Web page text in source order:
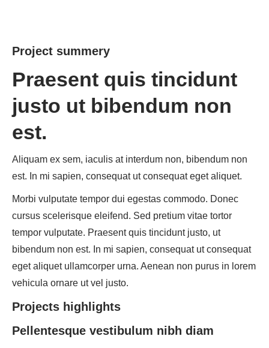
Project summery
Praesent quis tincidunt
justo ut bibendum non
est.
Aliquam ex sem, iaculis at interdum non, bibendum non
est. In mi sapien, consequat ut consequat eget aliquet.
Morbi vulputate tempor dui egestas commodo. Donec
cursus scelerisque eleifend. Sed pretium vitae tortor
tempor vulputate. Praesent quis tincidunt justo, ut
bibendum non est. In mi sapien, consequat ut consequat
eget aliquet ullamcorper urna. Aenean non purus in lorem
vehicula ornare ut vel justo.
Projects highlights
Pellentesque vestibulum nibh diam